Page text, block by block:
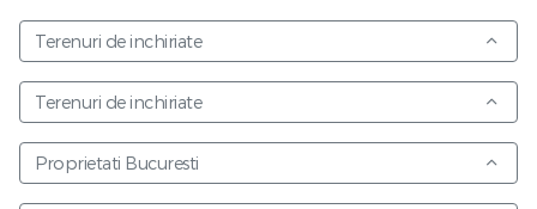
Terenuri de inchiriate
Terenuri de inchiriate
Proprietati Bucuresti